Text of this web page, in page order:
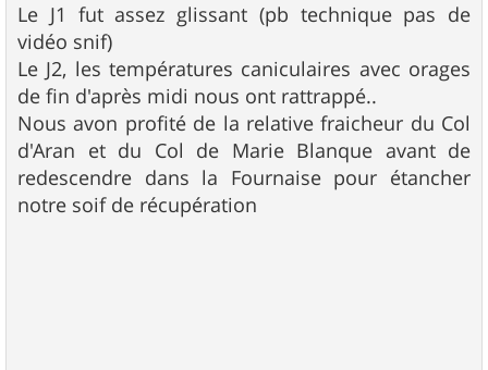
Le J1 fut assez glissant (pb technique pas de
vidéo snif)
Le J2, les températures caniculaires avec orages
de fin d'après midi nous ont rattrappé..
Nous avon profité de la relative fraicheur du Col
d'Aran et du Col de Marie Blanque avant de
redescendre dans la Fournaise pour étancher
notre soif de récupération